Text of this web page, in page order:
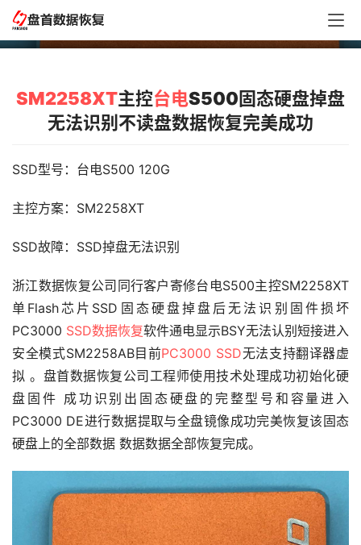
别不读盘数据恢复完美成功
SM2258XT主控台电S500固态硬盘掉盘
无法识别不读盘数据恢复完美成功
SSD型号：台电S500 120G
主控方案：SM2258XT
SSD故障：SSD掉盘无法识别
浙江数据恢复公司同行客户寄修台电S500主控SM2258XT
单Flash芯片SSD固态硬盘掉盘后无法识别固件损坏
PC3000 SSD数据恢复软件通电显示BSY无法认别短接进入
安全模式SM2258AB目前PC3000 SSD无法支持翻译器虚
拟 。盘首数据恢复公司工程师使用技术处理成功初始化硬
盘固件 成功识别出固态硬盘的完整型号和容量进入
PC3000 DE进行数据提取与全盘镜像成功完美恢复该固态
硬盘上的全部数据 数据数据全部恢复完成。